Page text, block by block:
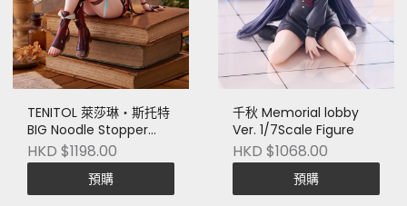
TENITOL 萊莎琳‧斯托特
BIG Noodle Stopper
Figure
HKD $1198.00
預購
千秋 Memorial lobby
Ver. 1/7Scale Figure
HKD $1068.00
預購